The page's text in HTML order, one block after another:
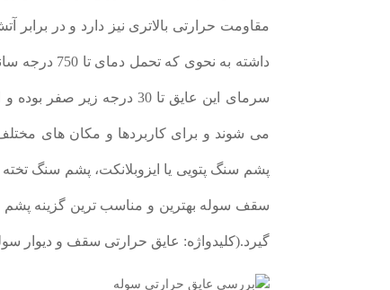
مقاومت حرارتی بالاتری نیز دارد و در
سرمای این عایق تا 30 درجه
می شوند و برای کاربردها و مکان های
پشم سنگ پتویی یا ایزوبلانکت، پشم سنگ
سقف سوله بهترین و مناسب ترین گزینه پشم
گیرد.(کلیدواژه: عایق حرارتی سقف و دیوار